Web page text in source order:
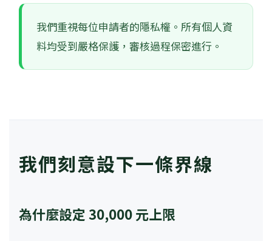
我們重視每位申請者的隱私權。所有個人資
料均受到嚴格保護，審核過程保密進行。
我們刻意設下一條界線
為什麼設定 30,000 元上限